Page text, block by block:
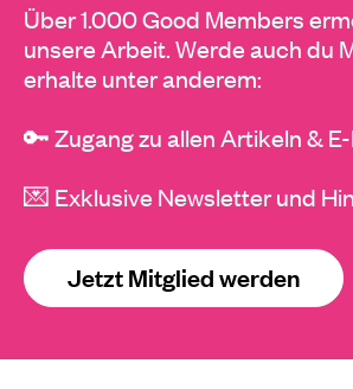
Über 1.000 Good Members
unsere Arbeit. Werde auch du
erhalte unter anderem:
🔑 Zugang zu allen Artikeln &
💌 Exklusive Newsletter und
Jetzt Mitglied werden